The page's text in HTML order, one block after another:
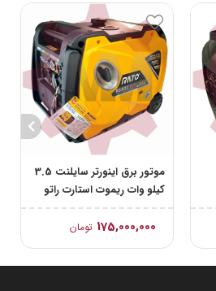
موتور برق اینورتر سایلنت 3.5
کیلو وات ریموت استارت راتو
مدل RATO R5500iSER
175,000,000 تومان